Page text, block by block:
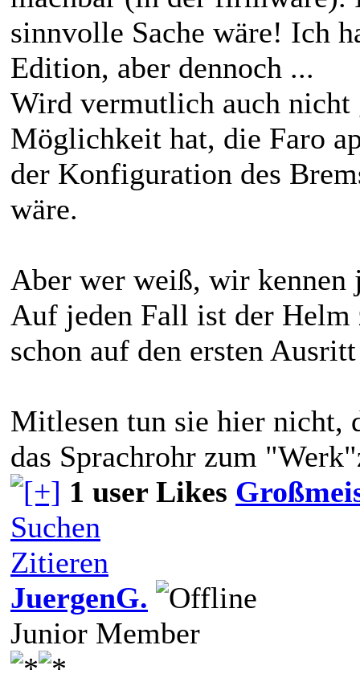
sinnvolle Sache wäre! Ich
Edition, aber dennoch ...
Wird vermutlich auch nicht
Möglichkeit hat, die Faro
der Konfiguration des
wäre.
Aber wer weiß, wir kennen
Auf jeden Fall ist der
schon auf den ersten
Mitlesen tun sie hier nicht,
das Sprachrohr zum
1 user Likes
Suchen
Zitieren
JuergenG.
Junior Member